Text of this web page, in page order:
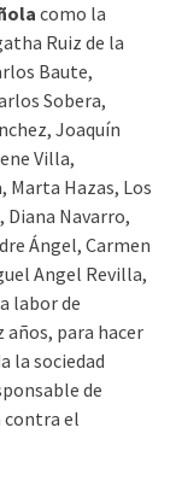
como la
Ruiz de la
Baute,
Sobera,
Joaquín
Villa,
Marta Hazas, Los
Diana Navarro,
Ángel, Carmen
Angel Revilla,
labor de
para hacer
la sociedad
de
contra el